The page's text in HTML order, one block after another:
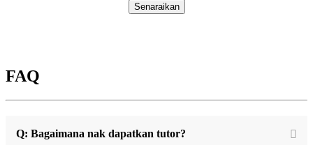
Senaraikan
FAQ
Q: Bagaimana nak dapatkan tutor?